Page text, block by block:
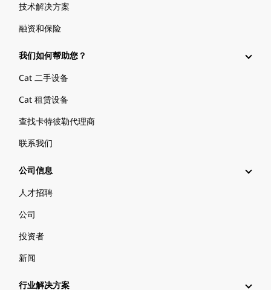
技术解决方案
融资和保险
我们如何帮助您？
Cat 二手设备
Cat 租赁设备
查找卡特彼勒代理商
联系我们
公司信息
人才招聘
公司
投资者
新闻
行业解决方案